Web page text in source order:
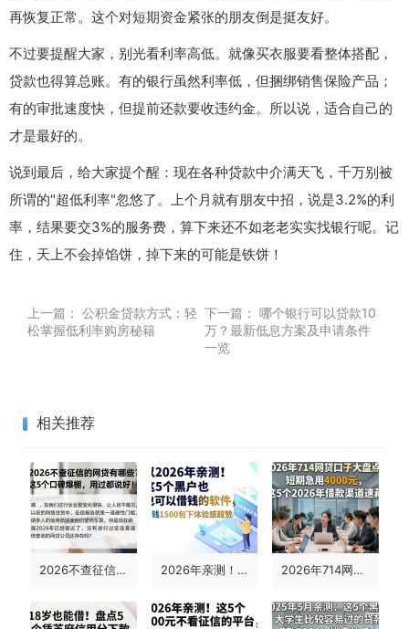
再恢复正常。这个对短期资金紧张的朋友倒是挺友好。
不过要提醒大家，别光看利率高低。就像买衣服要看整体搭配，
贷款也得算总账。有的银行虽然利率低，但捆绑销售保险产品；
有的审批速度快，但提前还款要收违约金。所以说， 适合自己的
才是最好的。
说到最后，给大家提个醒：现在各种贷款中介满天飞，千万别被
所谓的"超低利率"忽悠了。上个月就有朋友中招，说是3.2%的利
率，结果要交3%的服务费，算下来还不如老老实实找银行呢。记
住，天上不会掉馅饼，掉下来的可能是铁饼！
上一篇： 公积金贷款方式：轻
松掌握低利率购房秘籍
下一篇： 哪个银行可以贷款10
万？最新低息方案及申请条件
一览
相关推荐
2026不查征信的网贷有哪些？这5个口碑爆棚，用过都说好！ 2026年亲测！这5个黑户也可以借钱的软件，征信要求不高，借钱1500包下体验感超赞 2026年714网贷口子大盘点！短期急用4000元，这5个2026年借款渠道速藏